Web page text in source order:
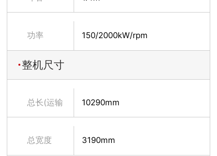
功率 150/2000kW/rpm
整机尺寸
总长(运输 10290mm
总宽度 3190mm